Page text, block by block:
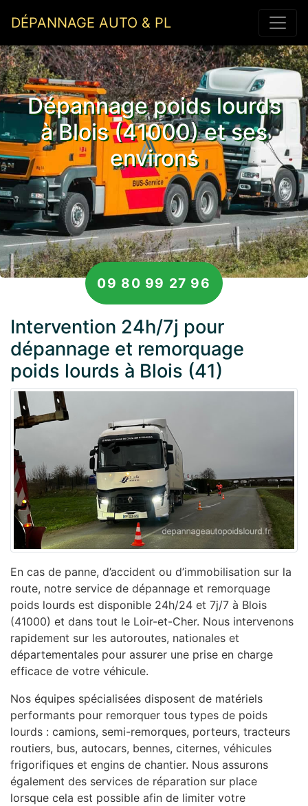
DÉPANNAGE AUTO & PL
Dépannage poids lourds
à Blois (41000) et ses
environs
09 80 99 27 96
Intervention 24h/7j pour
dépannage et remorquage
poids lourds à Blois (41)
En cas de panne, d’accident ou d’immobilisation sur la
route, notre service de dépannage et remorquage
poids lourds est disponible 24h/24 et 7j/7 à Blois
(41000) et dans tout le Loir-et-Cher. Nous intervenons
rapidement sur les autoroutes, nationales et
départementales pour assurer une prise en charge
efficace de votre véhicule.
Nos équipes spécialisées disposent de matériels
performants pour remorquer tous types de poids
lourds : camions, semi-remorques, porteurs, tracteurs
routiers, bus, autocars, bennes, citernes, véhicules
frigorifiques et engins de chantier. Nous assurons
également des services de réparation sur place
lorsque cela est possible afin de limiter votre